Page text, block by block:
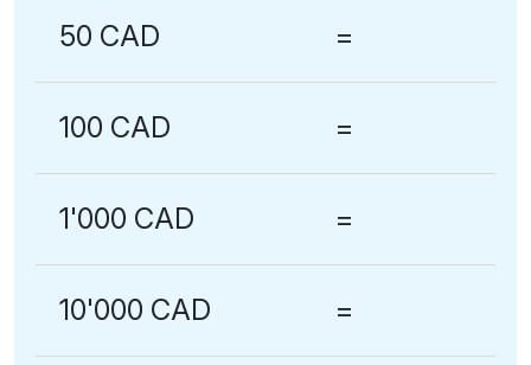
50 CAD =
100 CAD =
1'000 CAD =
10'000 CAD =